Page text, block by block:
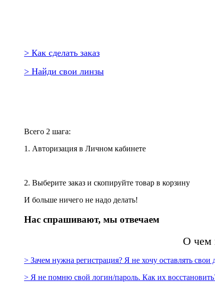
> Как сделать заказ
> Найди свои линзы
Всего 2 шага:
1. Авторизация в Личном кабинете
2. Выберите заказ и скопируйте товар в корзину
И больше ничего не надо делать!
Нас спрашивают, мы отвечаем
О чем
> Зачем нужна регистрация? Я не хочу оставлять свои
> Я не помню свой логин/пароль. Как их